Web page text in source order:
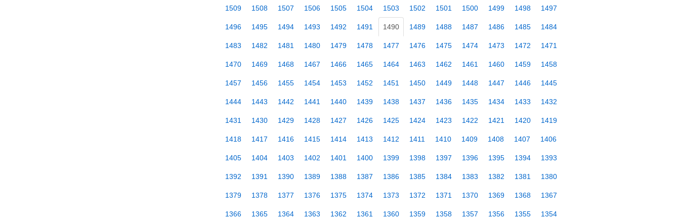
1509 1508 1507 1506 1505 1504 1503 1502 1501 1500 1499 1498 1497
1496 1495 1494 1493 1492 1491 1490 1489 1488 1487 1486 1485 1484
1483 1482 1481 1480 1479 1478 1477 1476 1475 1474 1473 1472 1471
1470 1469 1468 1467 1466 1465 1464 1463 1462 1461 1460 1459 1458
1457 1456 1455 1454 1453 1452 1451 1450 1449 1448 1447 1446 1445
1444 1443 1442 1441 1440 1439 1438 1437 1436 1435 1434 1433 1432
1431 1430 1429 1428 1427 1426 1425 1424 1423 1422 1421 1420 1419
1418 1417 1416 1415 1414 1413 1412 1411 1410 1409 1408 1407 1406
1405 1404 1403 1402 1401 1400 1399 1398 1397 1396 1395 1394 1393
1392 1391 1390 1389 1388 1387 1386 1385 1384 1383 1382 1381 1380
1379 1378 1377 1376 1375 1374 1373 1372 1371 1370 1369 1368 1367
1366 1365 1364 1363 1362 1361 1360 1359 1358 1357 1356 1355 1354